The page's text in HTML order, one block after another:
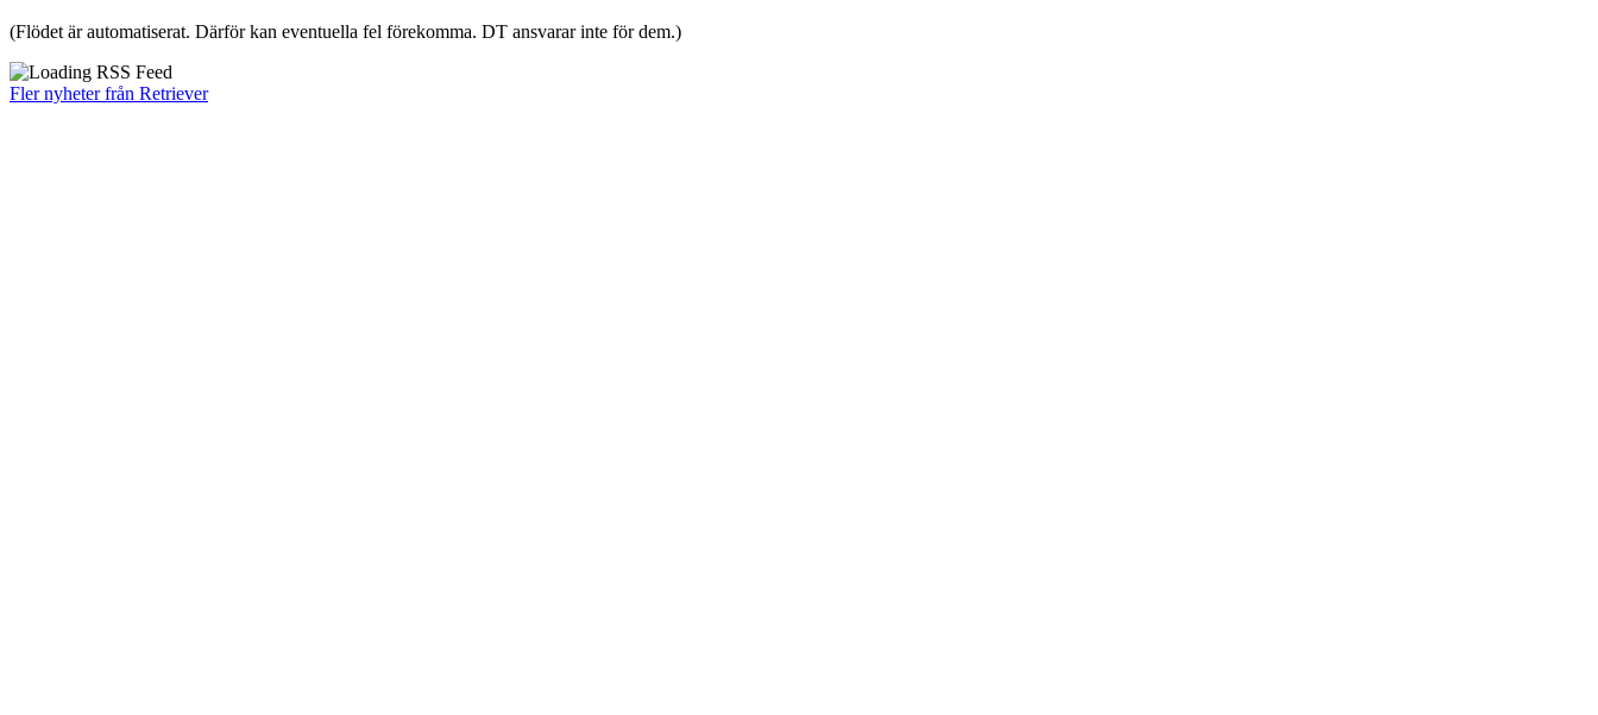
(Flödet är automatiserat. Därför kan eventuella fel förekomma. DT ansvarar inte för dem.)
Fler nyheter från Retriever